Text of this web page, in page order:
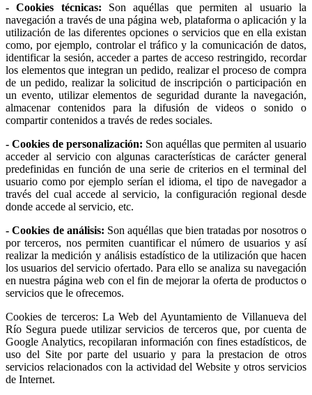
- Cookies técnicas: Son aquéllas que permiten al usuario la
navegación a través de una página web, plataforma o aplicación y la
utilización de las diferentes opciones o servicios que en ella existan
como, por ejemplo, controlar el tráfico y la comunicación de datos,
identificar la sesión, acceder a partes de acceso restringido, recordar
los elementos que integran un pedido, realizar el proceso de compra
de un pedido, realizar la solicitud de inscripción o participación en
un evento, utilizar elementos de seguridad durante la navegación,
almacenar contenidos para la difusión de videos o sonido o
compartir contenidos a través de redes sociales.
- Cookies de personalización: Son aquéllas que permiten al usuario
acceder al servicio con algunas características de carácter general
predefinidas en función de una serie de criterios en el terminal del
usuario como por ejemplo serían el idioma, el tipo de navegador a
través del cual accede al servicio, la configuración regional desde
donde accede al servicio, etc.
- Cookies de análisis: Son aquéllas que bien tratadas por nosotros o
por terceros, nos permiten cuantificar el número de usuarios y así
realizar la medición y análisis estadístico de la utilización que hacen
los usuarios del servicio ofertado. Para ello se analiza su navegación
en nuestra página web con el fin de mejorar la oferta de productos o
servicios que le ofrecemos.
Cookies de terceros: La Web del Ayuntamiento de Villanueva del
Río Segura puede utilizar servicios de terceros que, por cuenta de
Google Analytics, recopilaran información con fines estadísticos, de
uso del Site por parte del usuario y para la prestacion de otros
servicios relacionados con la actividad del Website y otros servicios
de Internet.